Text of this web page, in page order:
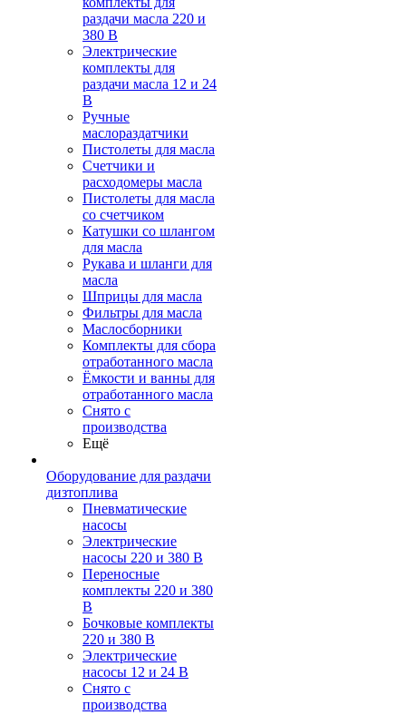
раздачи масла 220 и
380 В
Электрические
комплекты для
раздачи масла 12 и 24
В
Ручные
маслораздатчики
Пистолеты для масла
Счетчики и
расходомеры масла
Пистолеты для масла
со счетчиком
Катушки со шлангом
для масла
Рукава и шланги для
масла
Шприцы для масла
Фильтры для масла
Маслосборники
Комплекты для сбора
отработанного масла
Ёмкости и ванны для
отработанного масла
Снято с
производства
Ещё
Оборудование для раздачи
дизтоплива
Пневматические
насосы
Электрические
насосы 220 и 380 В
Переносные
комплекты 220 и 380
В
Бочковые комплекты
220 и 380 В
Электрические
насосы 12 и 24 В
Снято с
производства